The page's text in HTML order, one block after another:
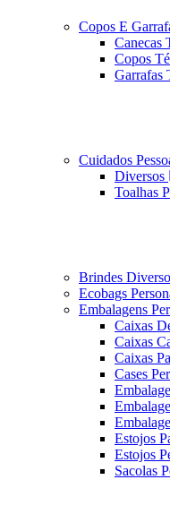
Copos E
Canecas
Copos
Garrafas
Cuidados
Diversos
Toalhas
Brindes
Ecobags
Embalagens
Caixas
Caixas
Caixas
Cases
Estojos
Estojos
Sacolas